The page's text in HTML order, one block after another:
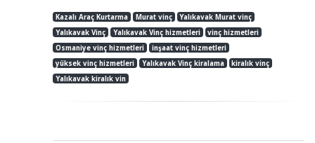
Kazalı Araç Kurtarma Murat vinç
Yalıkavak Murat vinç
Yalıkavak Vinç
Yalıkavak Vinç hizmetleri
vinç hizmetleri
Osmaniye vinç hizmetleri
inşaat vinç hizmetleri
yüksek vinç hizmetleri
Yalıkavak Vinç kiralama
kiralık vinç
Yalıkavak kiralık vin